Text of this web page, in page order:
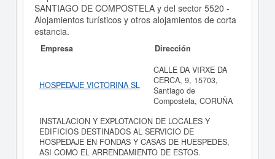
SANTIAGO DE COMPOSTELA y del sector 5520 -
Alojamientos turísticos y otros alojamientos de corta
estancia.
Empresa Dirección
HOSPEDAJE VICTORINA SL
CALLE DA VIRXE DA
CERCA, 9, 15703,
Santiago de
Compostela, CORUÑA
INSTALACION Y EXPLOTACION DE LOCALES Y
EDIFICIOS DESTINADOS AL SERVICIO DE
HOSPEDAJE EN FONDAS Y CASAS DE HUESPEDES,
ASI COMO EL ARRENDAMIENTO DE ESTOS.